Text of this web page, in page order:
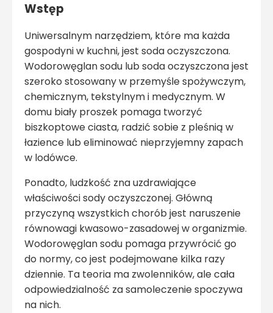
Wstęp
Uniwersalnym narzędziem, które ma każda
gospodyni w kuchni, jest soda oczyszczona.
Wodorowęglan sodu lub soda oczyszczona jest
szeroko stosowany w przemyśle spożywczym,
chemicznym, tekstylnym i medycznym. W
domu biały proszek pomaga tworzyć
biszkoptowe ciasta, radzić sobie z pleśnią w
łazience lub eliminować nieprzyjemny zapach
w lodówce.
Ponadto, ludzkość zna uzdrawiające
właściwości sody oczyszczonej. Główną
przyczyną wszystkich chorób jest naruszenie
równowagi kwasowo-zasadowej w organizmie.
Wodorowęglan sodu pomaga przywrócić go
do normy, co jest podejmowane kilka razy
dziennie. Ta teoria ma zwolenników, ale cała
odpowiedzialność za samoleczenie spoczywa
na nich.